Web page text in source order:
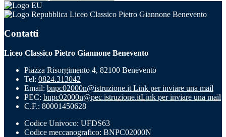
Liceo Classico Pietro Giannone Benevento
Contatti
Liceo Classico Pietro Giannone Benevento
Piazza Risorgimento 4, 82100 Benevento
Tel: 0824.313042
Email: bnpc02000n@istruzione.it Link per inviare una mail
PEC: bnpc02000n@pec.istruzione.itLink per inviare una mail
C.F.: 80001450628
Codice Univoco: UFDS63
Codice meccanografico: BNPC02000N